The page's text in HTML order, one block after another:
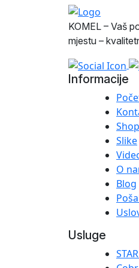
KOMEL – Vaš
mjestu –
Informacije
Shop
Slike
O
Blog
Usluge